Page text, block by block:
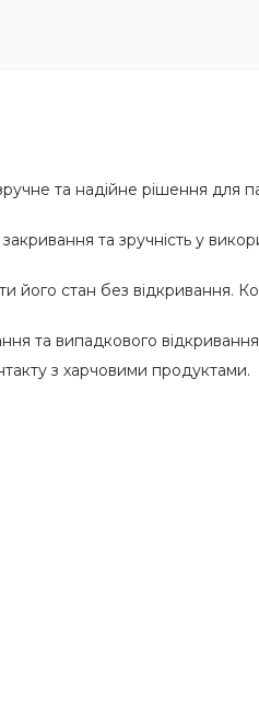
та надійне рішення для
та зручність у
стан без відкривання.
та випадкового
з харчовими продуктами.